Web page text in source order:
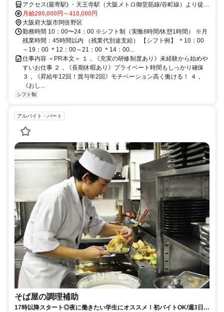
アクセス(最寄駅) ・天王寺駅（大阪メトロ御堂筋線/谷町線）より徒歩
1分 ・天王寺駅前駅（阪堺電気軌道）より徒歩2分 ・大阪阿部野橋駅
（近鉄南大阪線）より徒歩3分
月給280,000円～410,000円
大阪府大阪市阿倍野区
勤務時間 10：00〜24：00 ※シフト制（実働8時間/休憩1時間） ※月
残業時間：45時間以内 （残業代別途支給） 【シフト例】 ＊10：00
～19：00 ＊12：00～21：00 ＊14：00...
仕事内容 ＜PR本文＞ １，《充実の研修制度あり》未経験から始めや
すいお仕事 ２，《長期休暇あり》プライベート時間もしっかり確保
３，《昇給年12回！賞与年2回》モチベーション高く働ける！ ４，
《おし...
シフト制
アルバイト・パート
そば屋の調理補助
17時以降スタート◎夜に働きたい学生にオススメ！初バイトOK/週3日